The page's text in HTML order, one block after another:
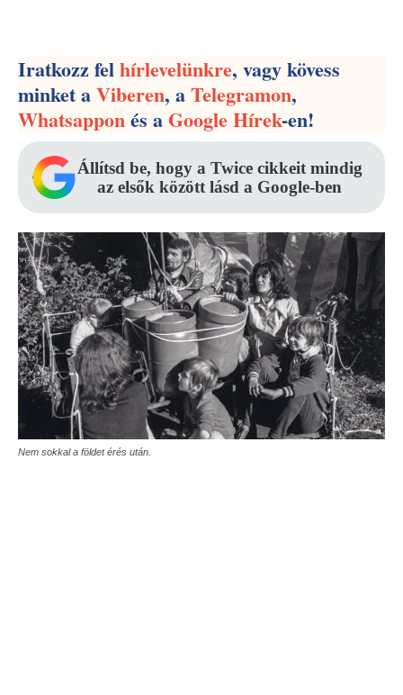
Iratkozz felhírlevelünkre, vagy kövess
minket aViberen, aTelegramon,
Whatsapponés aGoogle Hírek-en!
Állítsd be, hogy a Twice cikkeit mindig
az elsők között lásd a Google-ben
Nem sokkal a földet érés után.